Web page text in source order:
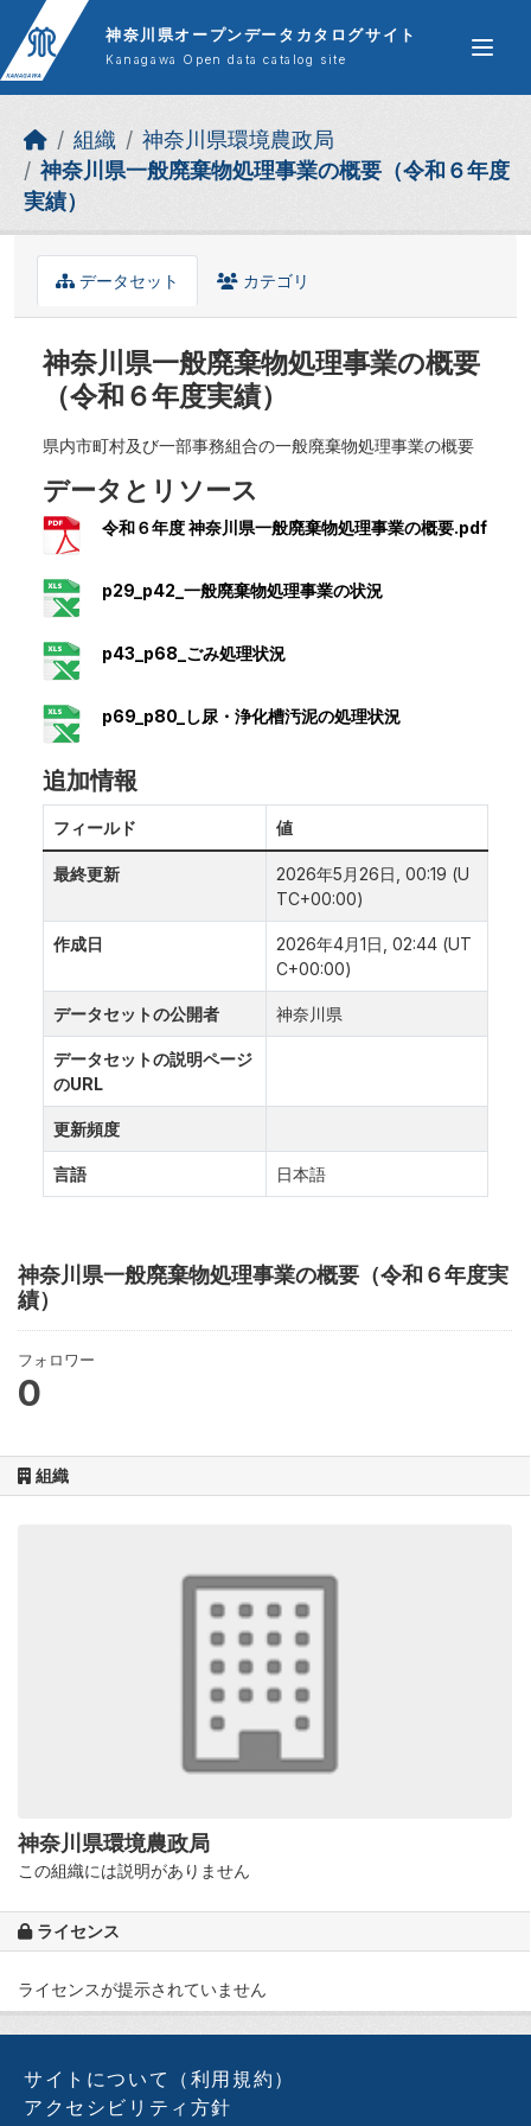
Skip to main content
神奈川県オープンデータカタログサイト
Kanagawa Open data catalog site
組織
神奈川県環境農政局
神奈川県一般廃棄物処理事業の概要（令和６年度
実績）
神奈川県一般廃棄物処理事業の概要（令和６年度実
績）
フォロワー
0
組織
神奈川県環境農政局
この組織には説明がありません
ライセンス
ライセンスが提示されていません
データセット カテゴリ
神奈川県一般廃棄物処理事業の概要
（令和６年度実績）
県内市町村及び一部事務組合の一般廃棄物処理事業の概要
データとリソース
令和６年度 神奈川県一般廃棄物処理事業の概要.pdf
p29_p42_一般廃棄物処理事業の状況
p43_p68_ごみ処理状況
p69_p80_し尿・浄化槽汚泥の処理状況
追加情報
フィールド 値
最終更新
2026年5月26日, 00:19 (U
TC+00:00)
作成日
2026年4月1日, 02:44 (UT
C+00:00)
データセットの公開者 神奈川県
データセットの説明ページ
のURL
更新頻度
言語 日本語
サイトについて（利用規約）
アクセシビリティ方針